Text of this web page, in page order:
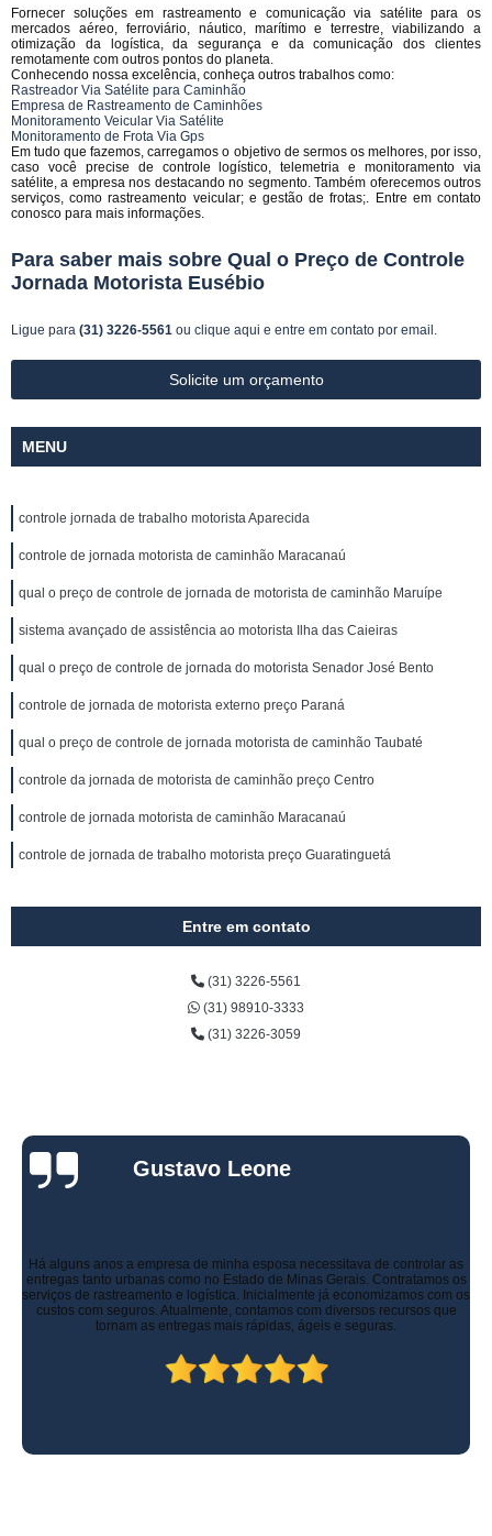
Fornecer soluções em rastreamento e comunicação via satélite para os
mercados aéreo, ferroviário, náutico, marítimo e terrestre, viabilizando a
otimização da logística, da segurança e da comunicação dos clientes
remotamente com outros pontos do planeta.
Conhecendo nossa excelência, conheça outros trabalhos como:
Rastreador Via Satélite para Caminhão
Empresa de Rastreamento de Caminhões
Monitoramento Veicular Via Satélite
Monitoramento de Frota Via Gps
Em tudo que fazemos, carregamos o objetivo de sermos os melhores, por isso,
caso você precise de controle logístico, telemetria e monitoramento via
satélite, a empresa nos destacando no segmento. Também oferecemos outros
serviços, como rastreamento veicular; e gestão de frotas;. Entre em contato
conosco para mais informações.
Para saber mais sobre Qual o Preço de Controle
Jornada Motorista Eusébio
Ligue para (31) 3226-5561 ou clique aqui e entre em contato por email.
Solicite um orçamento
MENU
controle jornada de trabalho motorista Aparecida
controle de jornada motorista de caminhão Maracanaú
qual o preço de controle de jornada de motorista de caminhão Maruípe
sistema avançado de assistência ao motorista Ilha das Caieiras
qual o preço de controle de jornada do motorista Senador José Bento
controle de jornada de motorista externo preço Paraná
qual o preço de controle de jornada motorista de caminhão Taubaté
controle da jornada de motorista de caminhão preço Centro
controle de jornada motorista de caminhão Maracanaú
controle de jornada de trabalho motorista preço Guaratinguetá
Entre em contato
(31) 3226-5561
(31) 98910-3333
(31) 3226-3059
Gustavo Leone
Há alguns anos a empresa de minha esposa necessitava de controlar as
entregas tanto urbanas como no Estado de Minas Gerais. Contratamos os
serviços de rastreamento e logística. Inicialmente já economizamos com os
custos com seguros. Atualmente, contamos com diversos recursos que
tornam as entregas mais rápidas, ágeis e seguras.